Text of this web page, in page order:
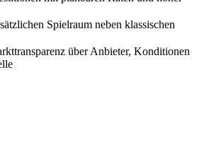
Spielraum neben klassischen
über Anbieter, Konditionen